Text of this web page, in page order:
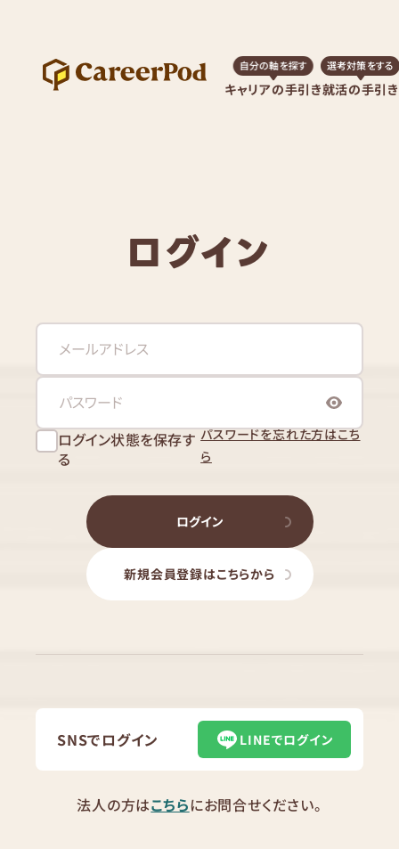
キャリアの手引き
自分の軸を探す
就活の手引き
選考対策をする
ログイン
ログイン状態を保存す
る
パスワードを忘れた方はこち
ら
ログイン
新規会員登録はこちらから
SNSでログイン LINEでログイン
法人の方はこちらにお問合せください。